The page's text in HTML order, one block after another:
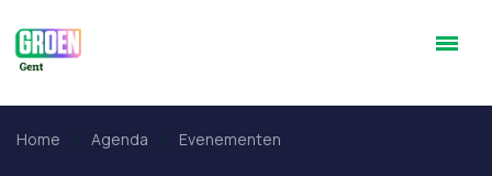
Home Agenda Evenementen